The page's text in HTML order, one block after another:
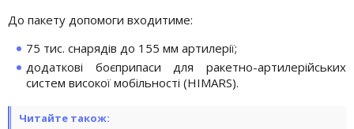
До пакету допомоги входитиме:
75 тис. снарядів до 155 мм артилерії;
додаткові боєприпаси для ракетно-артилерійських
систем високої мобільності (HIMARS).
Читайте також: